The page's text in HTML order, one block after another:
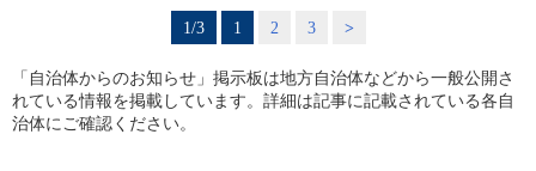
1/3 1 2 3 >
「自治体からのお知らせ」掲示板は地方自治体などから一般公開さ
れている情報を掲載しています。詳細は記事に記載されている各自
治体にご確認ください。